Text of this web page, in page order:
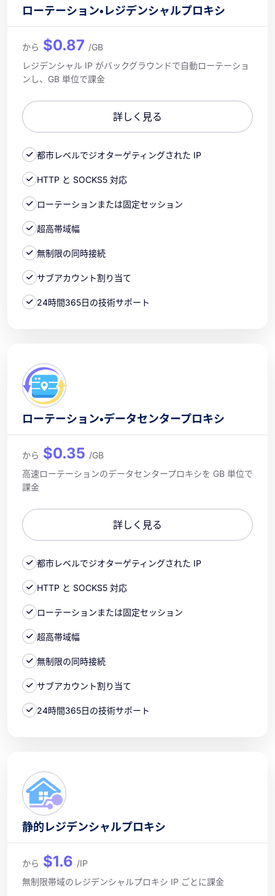
ローテーション・レジデンシャルプロキシ
から $0.87 /GB
レジデンシャル IP がバックグラウンドで自動ローテーショ
ンし、GB 単位で課金
詳しく見る
都市レベルでジオターゲティングされた IP
HTTP と SOCKS5 対応
ローテーションまたは固定セッション
超高帯域幅
無制限の同時接続
サブアカウント割り当て
24時間365日の技術サポート
ローテーション・データセンタープロキシ
から $0.35 /GB
高速ローテーションのデータセンタープロキシを GB 単位で
課金
詳しく見る
都市レベルでジオターゲティングされた IP
HTTP と SOCKS5 対応
ローテーションまたは固定セッション
超高帯域幅
無制限の同時接続
サブアカウント割り当て
24時間365日の技術サポート
静的レジデンシャルプロキシ
から $1.6 /IP
無制限帯域のレジデンシャルプロキシ IP ごとに課金